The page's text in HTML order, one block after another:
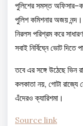
পুলিশের সমস্ত
পুলিশ কমিশনার অজয় নন্দ।
নিরলস পরিশ্রম করে
সবাই নির্বিঘ্নে ভোট দিতে
তবে এর সঙ্গে উঠেছে ভিন
কলকাতা নয়, গোটা রাজ্যে
এঁদেরও ক্যারিশমা।
Source link